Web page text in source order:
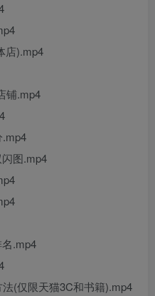
店).mp4
铺.mp4
图.mp4
.mp4
(仅限天猫3C和书籍).mp4